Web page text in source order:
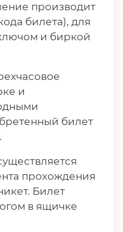
производит
билета), для
и биркой
и
билет
прохождения
Билет
в ящичке